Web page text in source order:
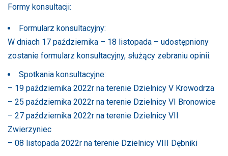
Formy konsultacji:
Formularz konsultacyjny:
W dniach 17 października – 18 listopada – udostępniony
zostanie formularz konsultacyjny, służący zebraniu opinii.
Spotkania konsultacyjne:
– 19 października 2022r na terenie Dzielnicy V Krowodrza
– 25 października 2022r na terenie Dzielnicy VI Bronowice
– 27 października 2022r na terenie Dzielnicy VII
Zwierzyniec
– 08 listopada 2022r na terenie Dzielnicy VIII Dębniki